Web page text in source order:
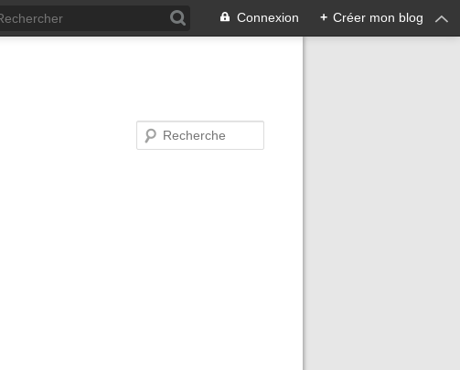
Connexion + Créer mon blog